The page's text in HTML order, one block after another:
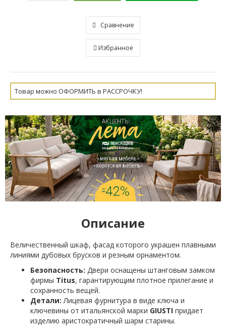
Сравнение
Избранное
Товар можно ОФОРМИТЬ в РАССРОЧКУ!
Описание
Величественный шкаф, фасад которого украшен плавными
линиями дубовых брусков и резным орнаментом.
Безопасность: Двери оснащены штанговым замком
фирмы Titus, гарантирующим плотное прилегание и
сохранность вещей.
Детали: Лицевая фурнитура в виде ключа и
ключевины от итальянской марки GIUSTI придает
изделию аристократичный шарм старины.